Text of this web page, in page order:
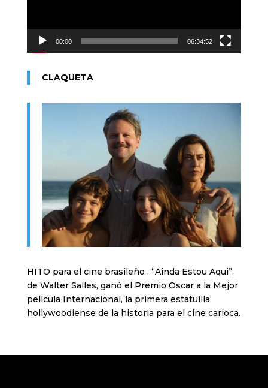
00:00 06:34:52
CLAQUETA
HITO para el cine brasileño . “Ainda Estou Aqui”,
de Walter Salles, ganó el Premio Oscar a la Mejor
película Internacional, la primera estatuilla
hollywoodiense de la historia para el cine carioca.